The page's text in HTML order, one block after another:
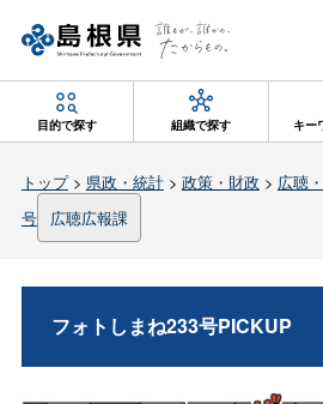
目的で探す 組織で探す キー
トップ> 県政・統計> 政策・財政 > 広聴
号
広聴広報課
フォトしまね233号PICKUP